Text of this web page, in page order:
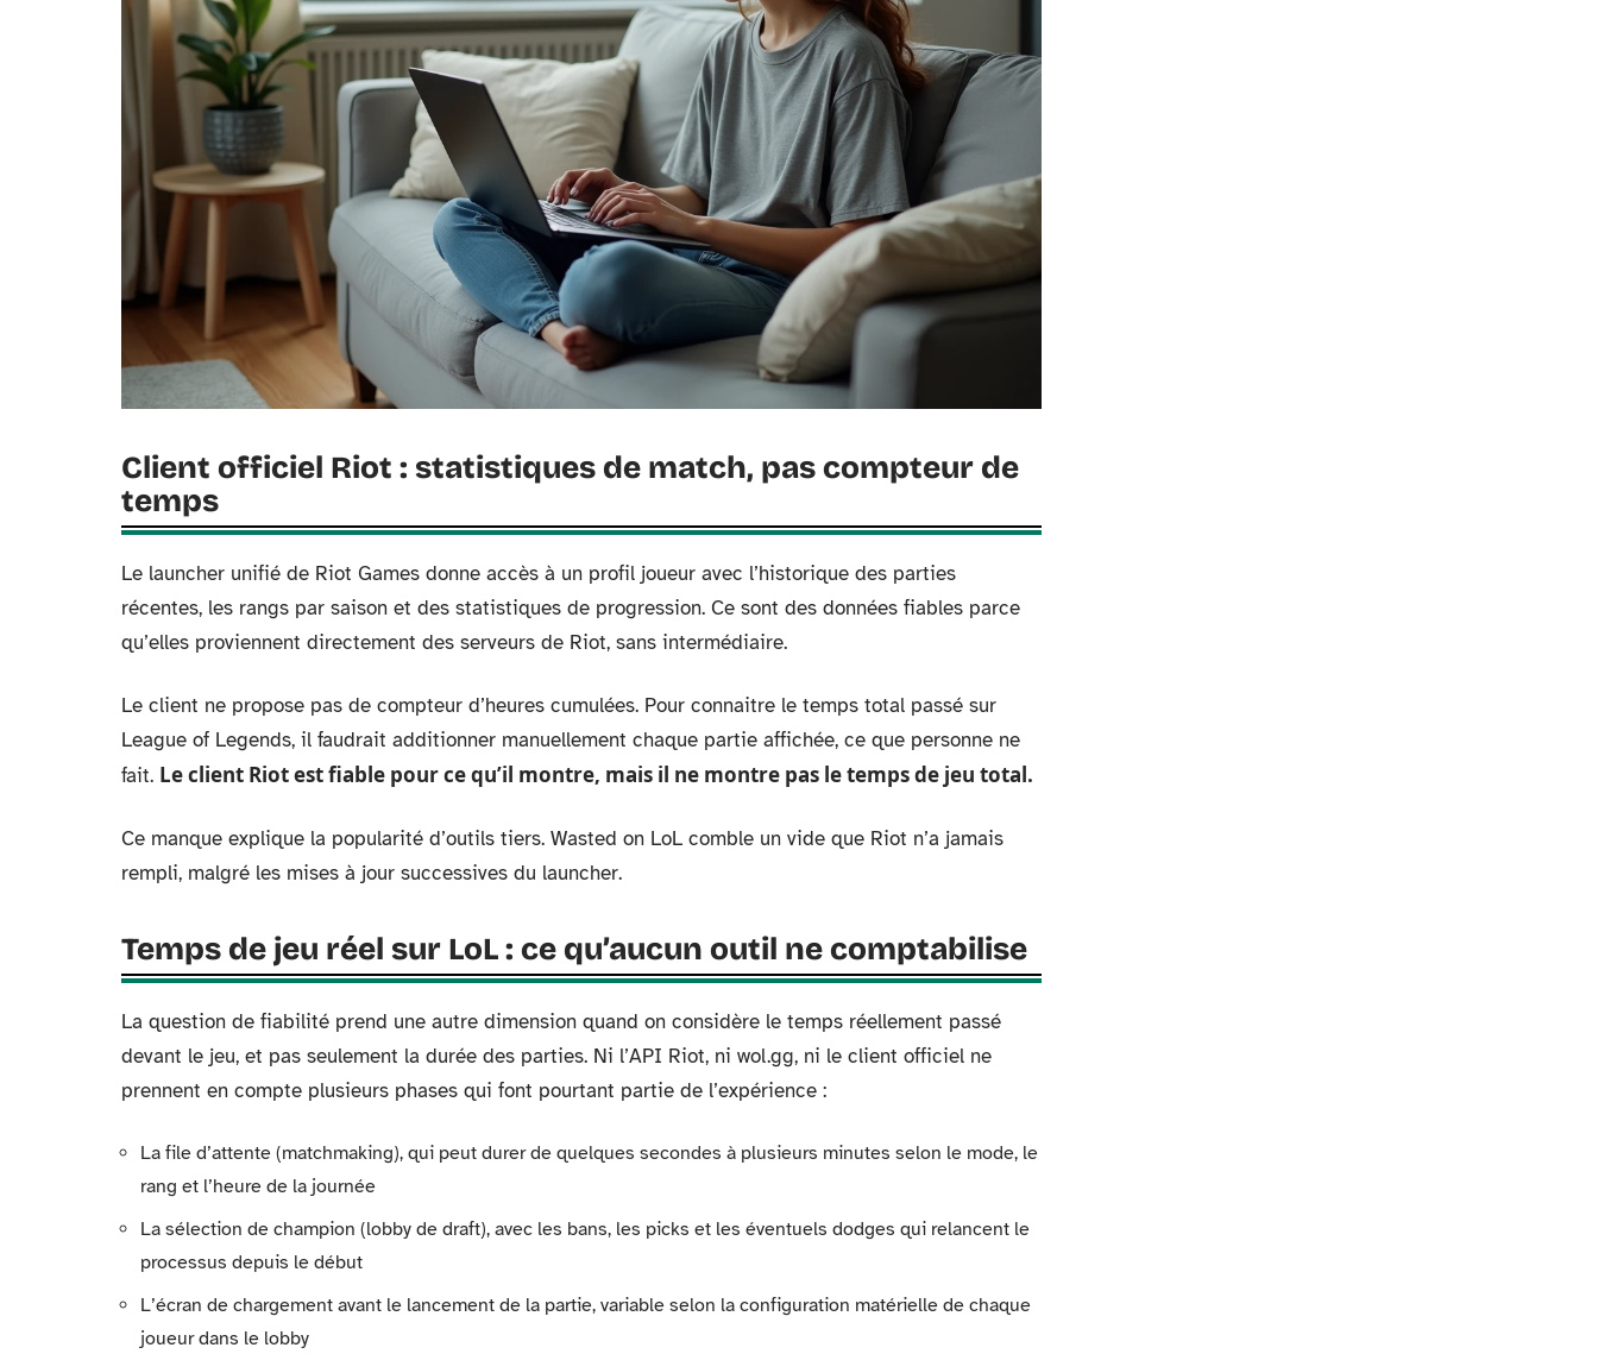
Client officiel Riot : statistiques de match, pas compteur de
temps
Le launcher unifié de Riot Games donne accès à un profil joueur avec l’historique des parties
récentes, les rangs par saison et des statistiques de progression. Ce sont des données fiables parce
qu’elles proviennent directement des serveurs de Riot, sans intermédiaire.
Le client ne propose pas de compteur d’heures cumulées. Pour connaitre le temps total passé sur
League of Legends, il faudrait additionner manuellement chaque partie affichée, ce que personne ne
fait. Le client Riot est fiable pour ce qu’il montre, mais il ne montre pas le temps de jeu total.
Ce manque explique la popularité d’outils tiers. Wasted on LoL comble un vide que Riot n’a jamais
rempli, malgré les mises à jour successives du launcher.
Temps de jeu réel sur LoL : ce qu’aucun outil ne comptabilise
La question de fiabilité prend une autre dimension quand on considère le temps réellement passé
devant le jeu, et pas seulement la durée des parties. Ni l’API Riot, ni wol.gg, ni le client officiel ne
prennent en compte plusieurs phases qui font pourtant partie de l’expérience :
La file d’attente (matchmaking), qui peut durer de quelques secondes à plusieurs minutes selon le mode, le
rang et l’heure de la journée
La sélection de champion (lobby de draft), avec les bans, les picks et les éventuels dodges qui relancent le
processus depuis le début
L’écran de chargement avant le lancement de la partie, variable selon la configuration matérielle de chaque
joueur dans le lobby